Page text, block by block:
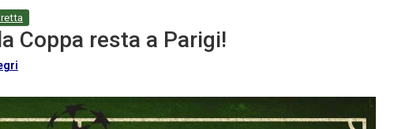
Coppa resta a Parigi!